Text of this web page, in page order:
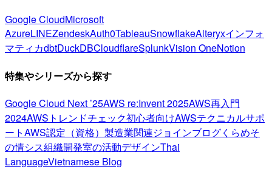
Google CloudMicrosoft
AzureLINEZendeskAuth0TableauSnowflakeAlteryxインフォ
マティカdbtDuckDBCloudflareSplunkVision OneNotion
特集やシリーズから探す
Google Cloud Next ’25AWS re:Invent 2025AWS再入門
2024AWSトレンドチェック初心者向けAWSテクニカルサポ
ートAWS認定（資格） 製造業関連ジョインブログくらめそ
の情シス組織開発室の活動デザインThai
LanguageVietnamese Blog